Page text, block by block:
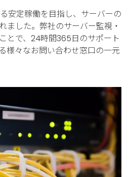
安定稼働を目指し、サーバーの
ました。弊社のサーバー監視・
とで、24時間365日のサポート
様々なお問い合わせ窓口の一元